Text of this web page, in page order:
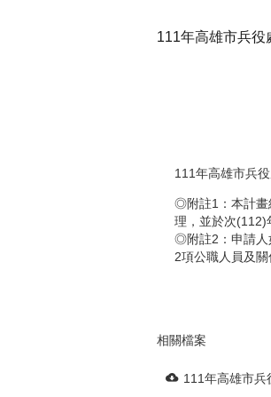
111年高雄市兵
111年高雄市兵
◎附註1：本計畫
理，並於次(112)
◎附註2：申請人
2項公職人員及
相關檔案
111年高雄市兵